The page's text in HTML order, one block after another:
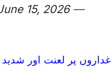
— Kashmir Digital (@KashmirDigital1)
15, 2026
غداروں پر لعنت اور